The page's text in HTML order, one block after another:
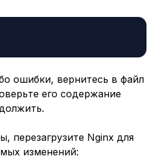
ошибки, вернитесь в файл
его содержание
перезагрузите Nginx для
изменений: